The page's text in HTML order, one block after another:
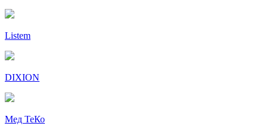
Listem
DIXION
Мед ТеКо